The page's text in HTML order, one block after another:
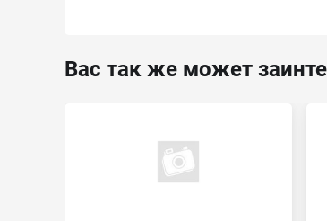
Вас так же может